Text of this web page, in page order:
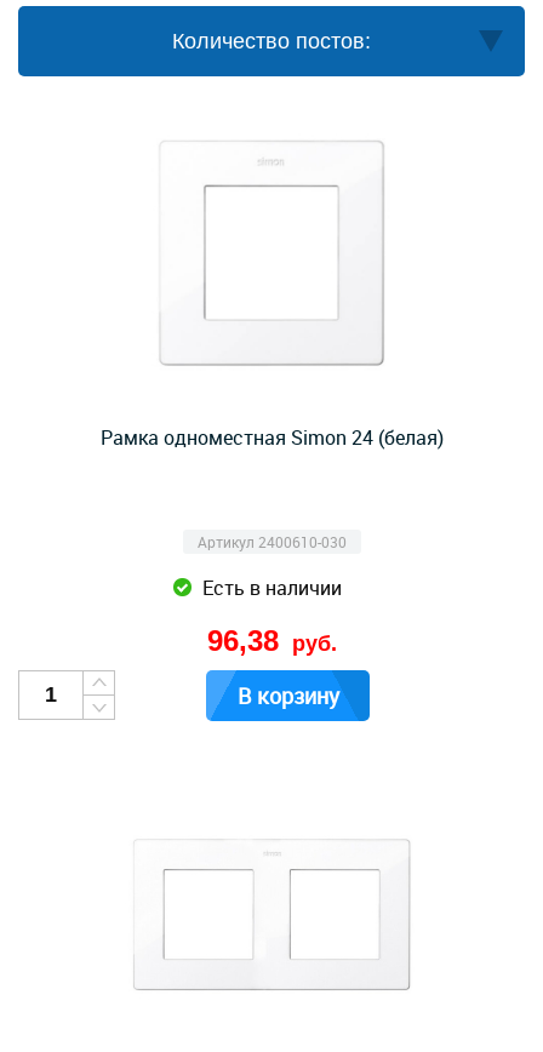
Количество постов:
Рамка одноместная Simon 24 (белая)
Артикул 2400610-030
Есть в наличии
96,38 руб.
В корзину